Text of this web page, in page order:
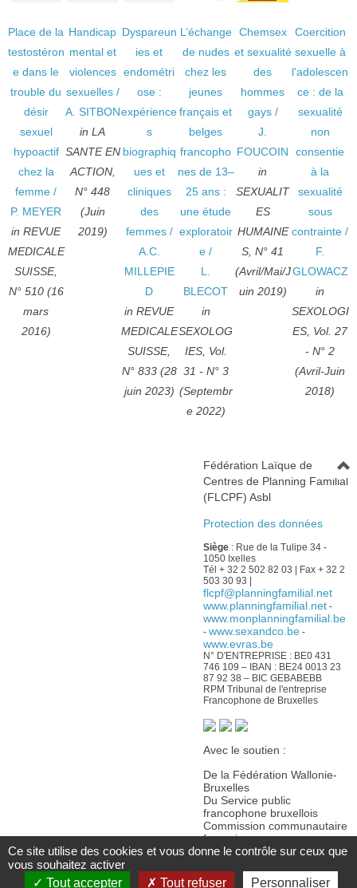
Place de la
testostéron
e dans le
trouble du
désir
sexuel
hypoactif
chez la
femme /
P. MEYER
in REVUE
MEDICALE
SUISSE,
N° 510 (16
mars
2016)
Handicap
mental et
violences
sexuelles/
A. SITBON
in LA
SANTE EN
ACTION,
N° 448
(Juin
2019)
Dyspareun
ies et
endométri
ose :
expérience
s
biographiq
ues et
cliniques
des
femmes/
A.C.
MILLEPIE
D
in REVUE
MEDICALE
SUISSE,
N° 833 (28
juin 2023)
L’échange
de nudes
chez les
jeunes
français et
belges
francopho
nes de 13–
25 ans :
une étude
exploratoir
e /
L.
BLECOT
in
SEXOLOG
IES, Vol.
31 - N° 3
(Septembr
e 2022)
Chemsex
et sexualité
des
hommes
gays/
J.
FOUCOIN
in
SEXUALIT
ES
HUMAINE
S, N° 41
(Avril/Mai/J
uin 2019)
Coercition
sexuelle à
l'adolescen
ce : de la
sexualité
non
consentie
à la
sexualité
sous
contrainte /
F.
GLOWACZ
in
SEXOLOGI
ES, Vol. 27
- N° 2
(Avril-Juin
2018)
Fédération Laïque de
Centres de Planning Familial
(FLCPF) Asbl
Protection des données
Siège: Rue de la Tulipe 34 -
1050 Ixelles
Tél + 32 2 502 82 03 | Fax + 32 2
503 30 93 |
flcpf@planningfamilial.net
www.planningfamilial.net-
www.monplanningfamilial.be
- www.sexandco.be-
www.evras.be
N° D'ENTREPRISE : BE0 431
746 109 – IBAN : BE24 0013 23
87 92 38 – BIC GEBABEBB
RPM Tribunal de l'entreprise
Francophone de Bruxelles
Avec le soutien :
De la Fédération Wallonie-
Bruxelles
Du Service public
francophone bruxellois
Commission communautaire
française
De la Wallonie
Ce site utilise des cookies et vous donne le contrôle sur ceux que
vous souhaitez activer
Tout accepter
Tout refuser Personnaliser